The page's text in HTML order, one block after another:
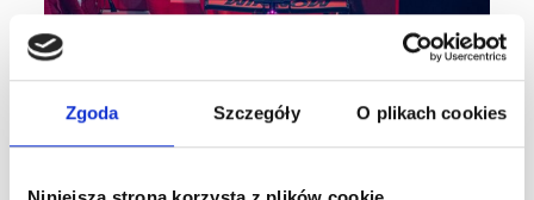
Zgoda Szczegóły O plikach cookies